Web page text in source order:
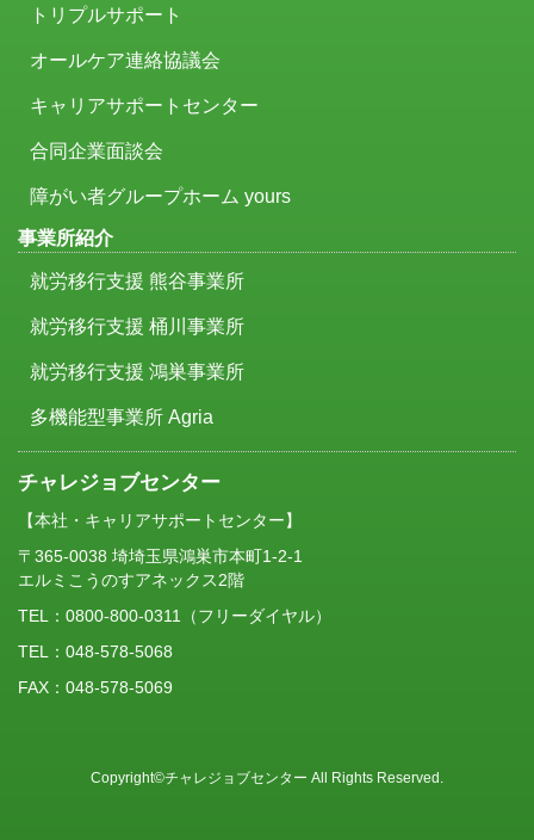
トリプルサポート
オールケア連絡協議会
キャリアサポートセンター
合同企業面談会
障がい者グループホーム yours
事業所紹介
就労移行支援 熊谷事業所
就労移行支援 桶川事業所
就労移行支援 鴻巣事業所
多機能型事業所 Agria
チャレジョブセンター
【本社・キャリアサポートセンター】
〒365-0038 埼埼玉県鴻巣市本町1-2-1
エルミこうのすアネックス2階
TEL： 0800-800-0311
（フリーダイヤル）
TEL：048-578-5068
FAX：048-578-5069
Copyright©チャレジョブセンター All Rights Reserved.